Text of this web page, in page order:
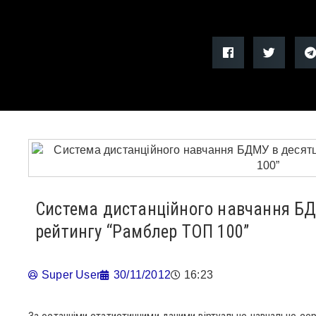
Система дистанційного навчання
рейтингу “Рамблер ТОП 100”
Super User 30/11/2012 16:23